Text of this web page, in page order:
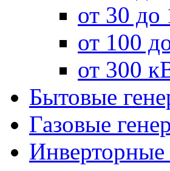
от 30 до
от 100
от 300
Бытовые
Газовые
Инверторные